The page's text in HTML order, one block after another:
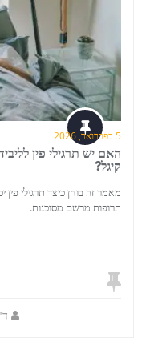
5 בפברואר, 2026
האם יש תרגילי פין
קיגל?
מאמר זה בוחן כיצד תרגילי פין
תרופות מרשם מסוכנות.